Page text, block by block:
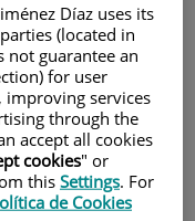
Díaz uses its
(located in
not guarantee an
for user
improving services
through the
accept all cookies
cookies" or
this Settings. For
de Cookies